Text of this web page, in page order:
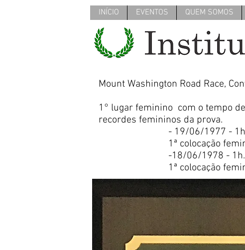
INÍCIO EVENTOS QUEM SOMOS
Mount Washington Road Race,
1° lugar feminino com o tempo
recordes
- 19/06/1977 -
1ª colocação
-18/06/1978 -
1ª colocação